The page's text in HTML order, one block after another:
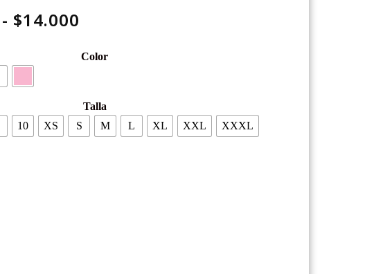
- $14.000
$10.000
hasta
Color
Talla
10 XS S M L XL XXL
XXXL